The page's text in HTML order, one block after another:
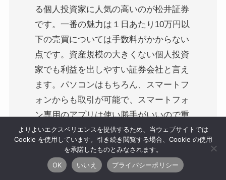
る個人投資家に人気の高いのが松井証券
です。一番の魅力は１日あたり10万円以
下の売買については手数料がかからない
点です。資産規模の大きくない個人投資
家でも利益を出しやすい証券会社と言え
ます。パソコンはもちろん、スマートフ
ォンからも取引が可能で、スマートフォ
ン専用のアプリは使い勝手がいいので重
宝しています。このほかNISAも手数料
無料で利用できるなど、売買以外のコス
トを極力抑えているので好感が持てま
す。
よりよいエクスペリエンスを提供するため、当ウェブサイトでは
Cookie を使用しています。引き続き閲覧する場合、Cookie の使用
を承諾したものとみなされます。
OK
いいえ プライバシーポリシー